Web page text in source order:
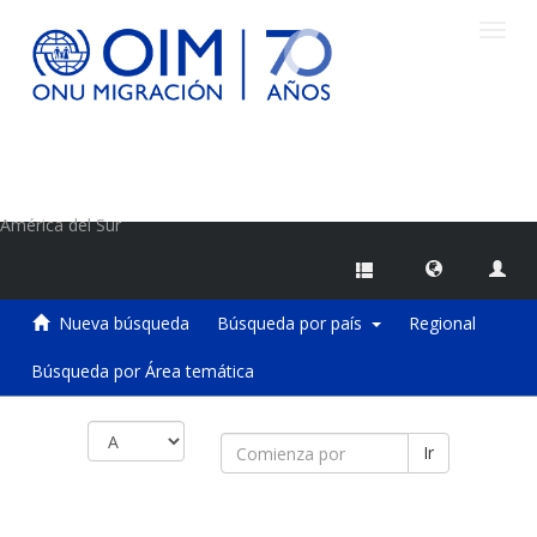
América del Sur
Nueva búsqueda Búsqueda por país Regional
Búsqueda por Área temática
Ir